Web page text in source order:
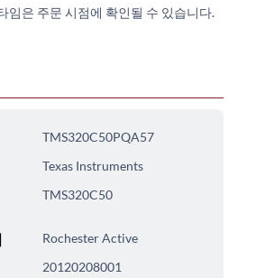
임은 주문 시점에 확인될 수 있습니다.
TMS320C50PQA57
Texas Instruments
TMS320C50
Rochester Active
20120208001